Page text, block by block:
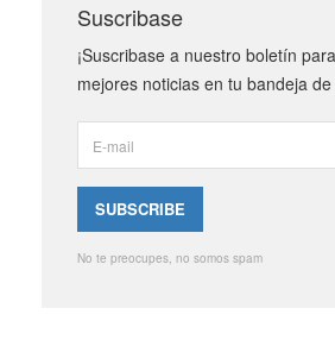
Suscribase
¡Suscribase a nuestro boletín
mejores noticias en tu bandeja
No te preocupes, no somos spam